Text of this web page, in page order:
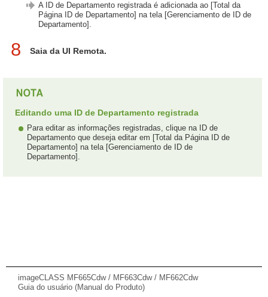
A ID de Departamento registrada é adicionada ao [Total da
Página ID de Departamento] na tela [Gerenciamento de ID de
Departamento].
8 Saia da UI Remota.
Editando uma ID de Departamento registrada
Para editar as informações registradas, clique na ID de
Departamento que deseja editar em [Total da Página ID de
Departamento] na tela [Gerenciamento de ID de
Departamento].
imageCLASS MF665Cdw / MF663Cdw / MF662Cdw
Guia do usuário (Manual do Produto)